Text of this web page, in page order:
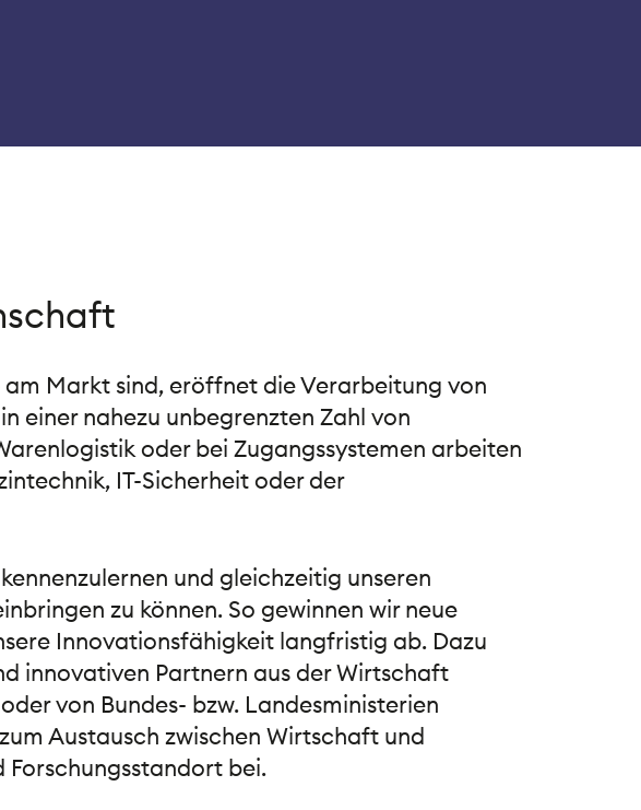
Markt sind, eröffnet die Verarbeitung von
einer nahezu unbegrenzten Zahl von
oder bei Zugangssystemen arbeiten
IT-Sicherheit oder der
und gleichzeitig unseren
zu können. So gewinnen wir neue
Innovationsfähigkeit langfristig ab. Dazu
innovativen Partnern aus der Wirtschaft
von Bundes- bzw. Landesministerien
Austausch zwischen Wirtschaft und
Forschungsstandort bei.